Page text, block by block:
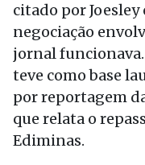
citado por
negociação
jornal
teve como base
por reportagem
que relata o
Ediminas.